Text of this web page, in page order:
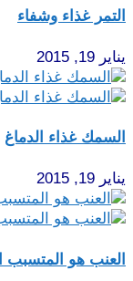
التمر غذاء وشفاء
يناير 19, 2015
السمك غذاء الدماغ
يناير 19, 2015
العنب هو المتسبب